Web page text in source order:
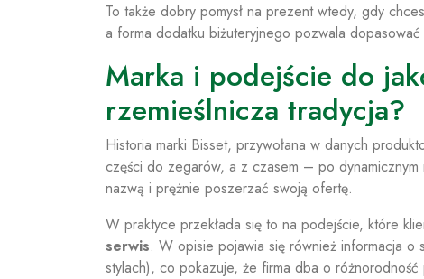
To także dobry pomysł na prezent wtedy, gdy
a forma dodatku biżuteryjnego pozwala
Marka i podejście do
rzemieślnicza tradycja?
Historia marki Bisset, przywołana w danych
części do zegarów, a z czasem – po dynamicznym
nazwą i prężnie poszerzać swoją ofertę.
W praktyce przekłada się to na podejście, które
serwis. W opisie pojawia się również informacja
stylach), co pokazuje, że firma dba o różnorodność